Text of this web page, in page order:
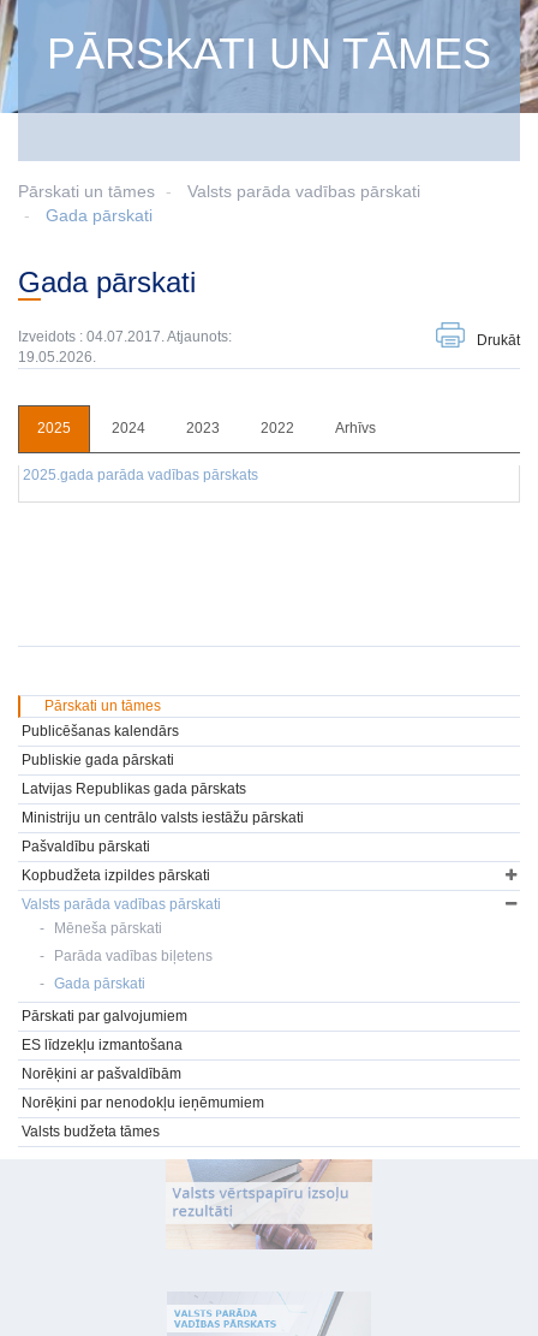
PĀRSKATI UN TĀMES
Pārskati un tāmes
Valsts parāda vadības pārskati
Gada pārskati
Gada pārskati
Izveidots : 04.07.2017. Atjaunots:
19.05.2026.
Drukāt
2025 2024 2023 2022 Arhīvs
2025.gada parāda vadības pārskats
Pārskati un tāmes
Publicēšanas kalendārs
Publiskie gada pārskati
Latvijas Republikas gada pārskats
Ministriju un centrālo valsts iestāžu pārskati
Pašvaldību pārskati
Kopbudžeta izpildes pārskati
Valsts parāda vadības pārskati
Mēneša pārskati
Parāda vadības biļetens
Gada pārskati
Pārskati par galvojumiem
ES līdzekļu izmantošana
Norēķini ar pašvaldībām
Norēķini par nenodokļu ieņēmumiem
Valsts budžeta tāmes